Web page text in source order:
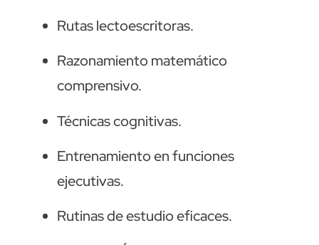
Rutas lectoescritoras.
Razonamiento matemático
comprensivo.
Técnicas cognitivas.
Entrenamiento en funciones
ejecutivas.
Rutinas de estudio eficaces.